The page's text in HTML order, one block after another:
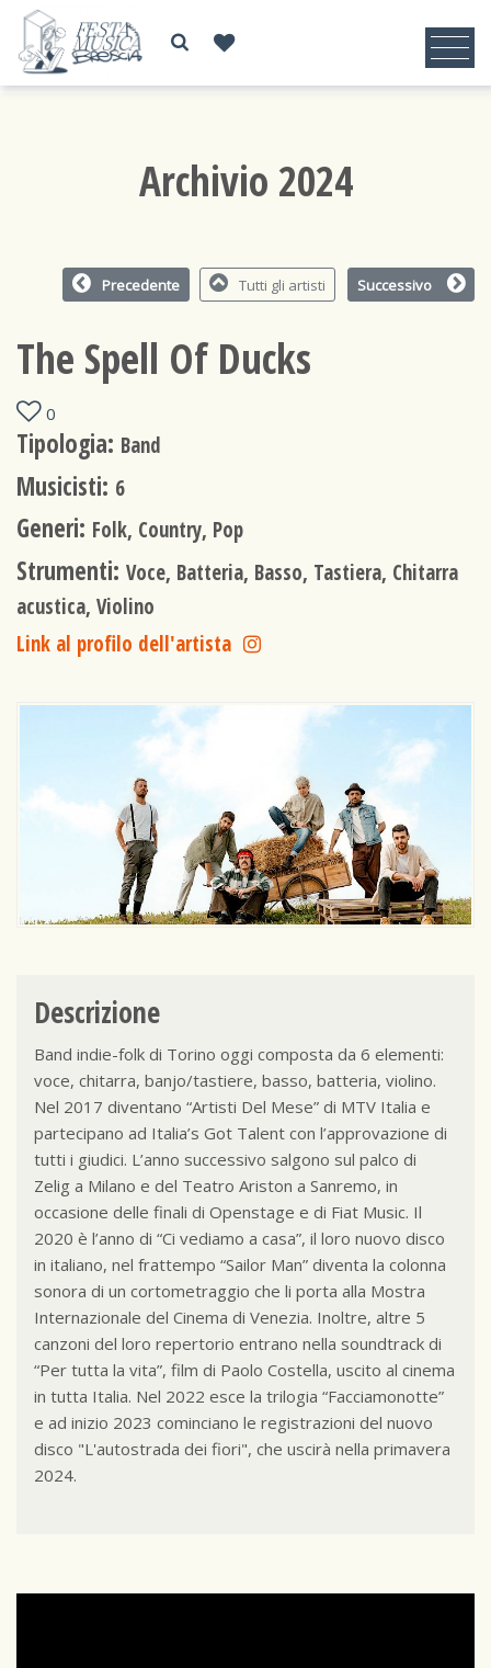
Archivio 2024
Precedente Tutti gli artisti Successivo
The Spell Of Ducks
0
Tipologia: Band
Musicisti: 6
Generi: Folk, Country, Pop
Strumenti: Voce, Batteria, Basso, Tastiera, Chitarra
acustica, Violino
Link al profilo dell'artista
Descrizione
Band indie-folk di Torino oggi composta da 6 elementi:
voce, chitarra, banjo/tastiere, basso, batteria, violino.
Nel 2017 diventano “Artisti Del Mese” di MTV Italia e
partecipano ad Italia’s Got Talent con l’approvazione di
tutti i giudici. L’anno successivo salgono sul palco di
Zelig a Milano e del Teatro Ariston a Sanremo, in
occasione delle finali di Openstage e di Fiat Music. Il
2020 è l’anno di “Ci vediamo a casa”, il loro nuovo disco
in italiano, nel frattempo “Sailor Man” diventa la colonna
sonora di un cortometraggio che li porta alla Mostra
Internazionale del Cinema di Venezia. Inoltre, altre 5
canzoni del loro repertorio entrano nella soundtrack di
“Per tutta la vita”, film di Paolo Costella, uscito al cinema
in tutta Italia. Nel 2022 esce la trilogia “Facciamonotte”
e ad inizio 2023 cominciano le registrazioni del nuovo
disco "L'autostrada dei fiori", che uscirà nella primavera
2024.